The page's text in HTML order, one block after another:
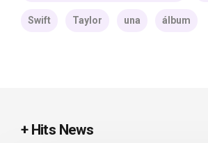
Swift Taylor una álbum
+ Hits News